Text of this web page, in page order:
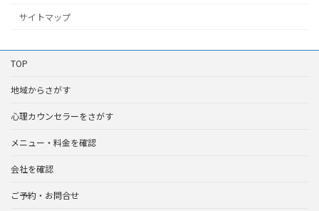
サイトマップ
TOP
地域からさがす
心理カウンセラーをさがす
メニュー・料金を確認
会社を確認
ご予約・お問合せ